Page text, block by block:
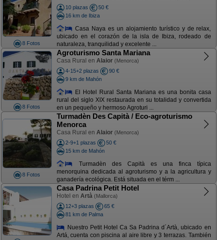
8 Fotos
10 plazas
50 €
16 km de Ibiza
Casa Naya es un alojamiento turístico y de relax,
ubicado en el corazón de la isla de Ibiza, rodeado de
naturaleza, tranquilidad y excelente ...
8 Fotos
Agroturismo Santa Mariana
Casa Rural en Alaior (Menorca)
4-15+2 plazas
90 €
9 km de Mahón
El Hotel Rural Santa Mariana es una bonita casa
rural del siglo XIX restaurada en su totalidad y convertida
en un pequeño y hermoso Agroturi ...
8 Fotos
Turmadèn Des Capità / Eco-agroturismo
Menorca
Casa Rural en Alaior (Menorca)
2-9+1 plazas
50 €
15 km de Mahón
Turmadèn des Capità es una finca típica
menorquina dedicada al agroturismo y a la agricultura y
ganadería ecológica. Está situada en el térm ...
Casa Padrina Petit Hotel
Hotel en Artà (Mallorca)
12+3 plazas
65 €
81 km de Palma
Nuestro Petit Hotel Ca Sa Padrina d´Artà, ubicado en
Artá, cuenta con piscina al aire libre y 3 terrazas. También